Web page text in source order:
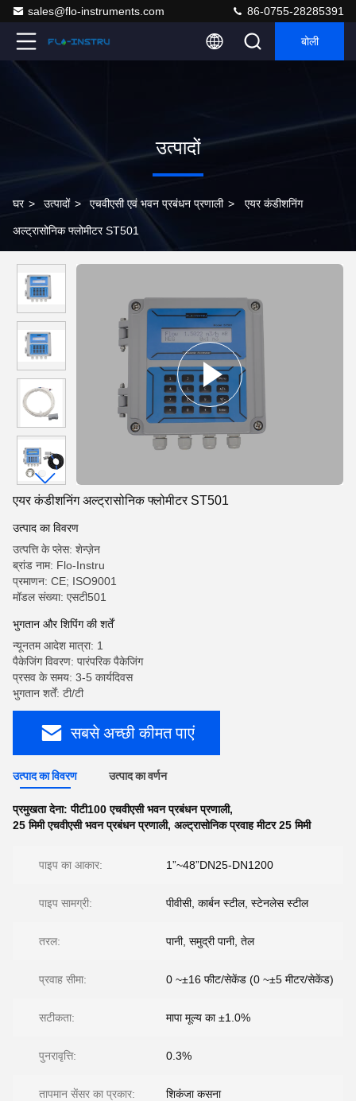
sales@flo-instruments.com 86-0755-28285391
बोली
उत्पादों
घर > उत्पादों > एचवीएसी एवं भवन प्रबंधन प्रणाली > एयर कंडीशनिंग
अल्ट्रासोनिक फ्लोमीटर ST501
एयर कंडीशनिंग अल्ट्रासोनिक फ्लोमीटर ST501
उत्पाद का विवरण
उत्पत्ति के प्लेस: शेन्ज़ेन
ब्रांड नाम: Flo-Instru
प्रमाणन: CE; ISO9001
मॉडल संख्या: एसटी501
भुगतान और शिपिंग की शर्तें
न्यूनतम आदेश मात्रा: 1
पैकेजिंग विवरण: पारंपरिक पैकेजिंग
प्रसव के समय: 3-5 कार्यदिवस
भुगतान शर्तें: टी/टी
सबसे अच्छी कीमत पाएं
उत्पाद का विवरण उत्पाद का वर्णन
प्रमुखता देना:पीटी100 एचवीएसी भवन प्रबंधन प्रणाली,
25 मिमी एचवीएसी भवन प्रबंधन प्रणाली, अल्ट्रासोनिक प्रवाह मीटर 25 मिमी
पाइप का आकार: 1”~48”DN25-DN1200
पाइप सामग्री: पीवीसी, कार्बन स्टील, स्टेनलेस स्टील
तरल: पानी, समुद्री पानी, तेल
प्रवाह सीमा: 0 ~±16 फीट/सेकेंड (0 ~±5 मीटर/सेकेंड)
सटीकता: मापा मूल्य का ±1.0%
पुनरावृत्ति: 0.3%
तापमान सेंसर का प्रकार: शिकंजा कसना